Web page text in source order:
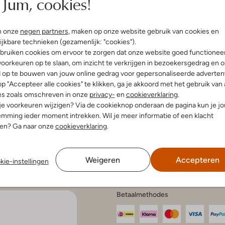
onze negen partners, maken op onze website gebruik van cookies en
technieken (gezamenlijk: "cookies").
cookies om ervoor te zorgen dat onze website goed
op te slaan, om inzicht te verkrijgen in bezoekersgedrag en
op te bouwen van jouw online gedrag voor gepersonaliseerde
"Accepteer alle cookies" te klikken, ga je akkoord met het gebruik van
zoals omschreven in onze privacy- en cookieverklaring.
voorkeuren wijzigen? Via de cookieknop onderaan de pagina kun je
ieder moment intrekken. Wil je meer informatie of een klacht
Ga naar onzecookieverklaring.
instellingen Weigeren Accepteren
en bezorgen
retourneren
en onderhoud
onderhoud
kortingscodes
klachten
voorwaarden
Account
Mijn account
Veelgestelde vragen
Bekijk
Betaalmethodes